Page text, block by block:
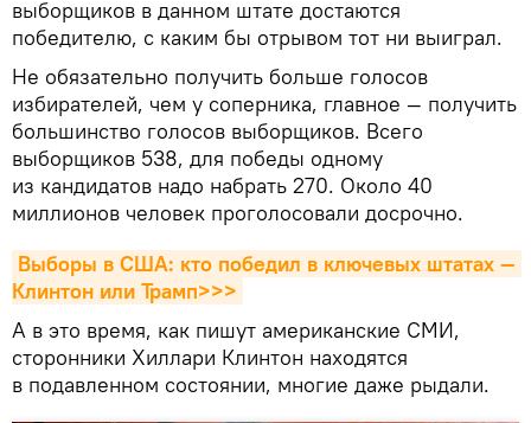
выборщиков в данном штате достаются
победителю, с каким бы отрывом тот ни выиграл.
Не обязательно получить больше голосов
избирателей, чем у соперника, главное — получить
большинство голосов выборщиков. Всего
выборщиков 538, для победы одному
из кандидатов надо набрать 270. Около 40
миллионов человек проголосовали досрочно.
Выборы в США: кто победил в ключевых штатах —
Клинтон или Трамп>>>
А в это время, как пишут американские СМИ,
сторонники Хиллари Клинтон находятся
в подавленном состоянии, многие даже рыдали.